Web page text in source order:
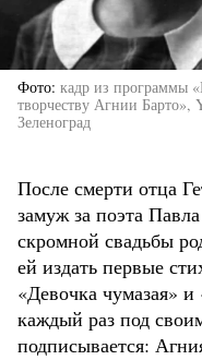
Фото кадр из программы
творчеству Агнии Барто»,
Зеленоград
После смерти отца
замуж за поэта
скромной свадьбы
ей издать первые
«Девочка чумазая»
каждый раз под
подписывается: